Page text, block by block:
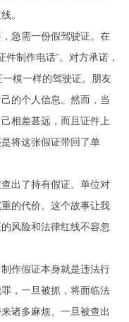
。
急需一份假驾驶证。在
制作电话”。对方承诺，
模一样的驾驶证。朋友
的个人信息。然而，当
相差甚远，而且证件上
将这张假证带回了单
出了持有假证。单位对
的代价。这个故事让我
风险和法律红线不容忽
作假证本身就是违法行
，一旦被抓，将面临法
诸多麻烦。一旦被查出